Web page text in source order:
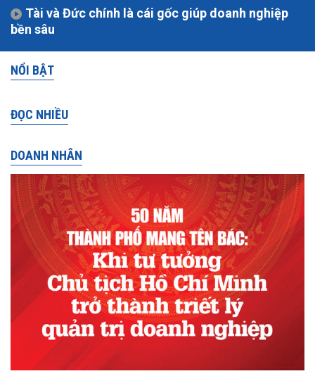
Tài và Đức chính là cái gốc giúp doanh nghiệp
bền sâu
NỔI BẬT
ĐỌC NHIỀU
DOANH NHÂN